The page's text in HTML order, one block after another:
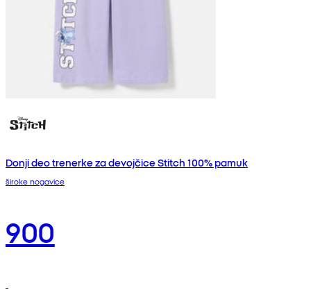
Donji deo trenerke za devojčice Stitch 100% pamuk
široke nogavice
900